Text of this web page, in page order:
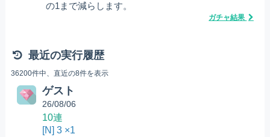
の1まで減らします。
ガチャ結果
最近の実行履歴
36200件中、直近の8件を表示
ゲスト
26/08/06
10連
[N] 3 ×1